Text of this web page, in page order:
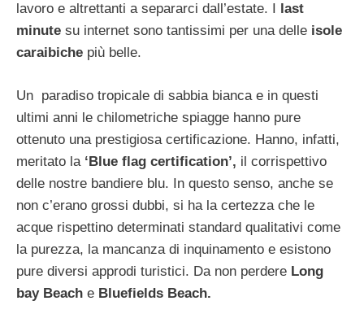
lavoro e altrettanti a separarci dall’estate. I
last
minute su internet sono tantissimi per una delle isole
caraibiche più belle.
Un paradiso tropicale di sabbia bianca e in questi
ultimi anni le chilometriche spiagge hanno pure
ottenuto una prestigiosa certificazione. Hanno, infatti,
meritato la ‘Blue flag certification’, il corrispettivo
delle nostre bandiere blu. In questo senso, anche se
non c’erano grossi dubbi, si ha la certezza che le
acque rispettino determinati standard qualitativi come
la purezza, la mancanza di inquinamento e esistono
pure diversi approdi turistici. Da non perdere Long
bay Beach e Bluefields Beach.